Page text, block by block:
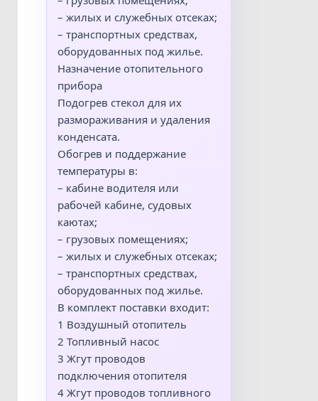
– жилых и служебных отсеках;
– транспортных средствах,
оборудованных под жилье.
Назначение отопительного
прибора
Подогрев стекол для их
размораживания и удаления
конденсата.
Обогрев и поддержание
температуры в:
– кабине водителя или
рабочей кабине, судовых
каютах;
– грузовых помещениях;
– жилых и служебных отсеках;
– транспортных средствах,
оборудованных под жилье.
В комплект поставки входит:
1 Воздушный отопитель
2 Топливный насос
3 Жгут проводов
подключения отопителя
4 Жгут проводов топливного